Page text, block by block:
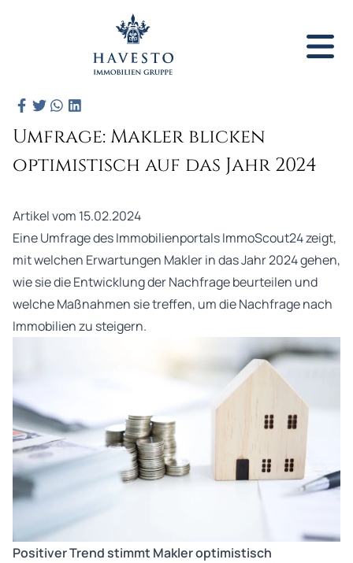
Umfrage: Makler blicken
optimistisch auf das Jahr 2024
Artikel vom 15.02.2024
Eine Umfrage des Immobilienportals ImmoScout24 zeigt,
mit welchen Erwartungen Makler in das Jahr 2024 gehen,
wie sie die Entwicklung der Nachfrage beurteilen und
welche Maßnahmen sie treffen, um die Nachfrage nach
Immobilien zu steigern.
Positiver Trend stimmt Makler optimistisch